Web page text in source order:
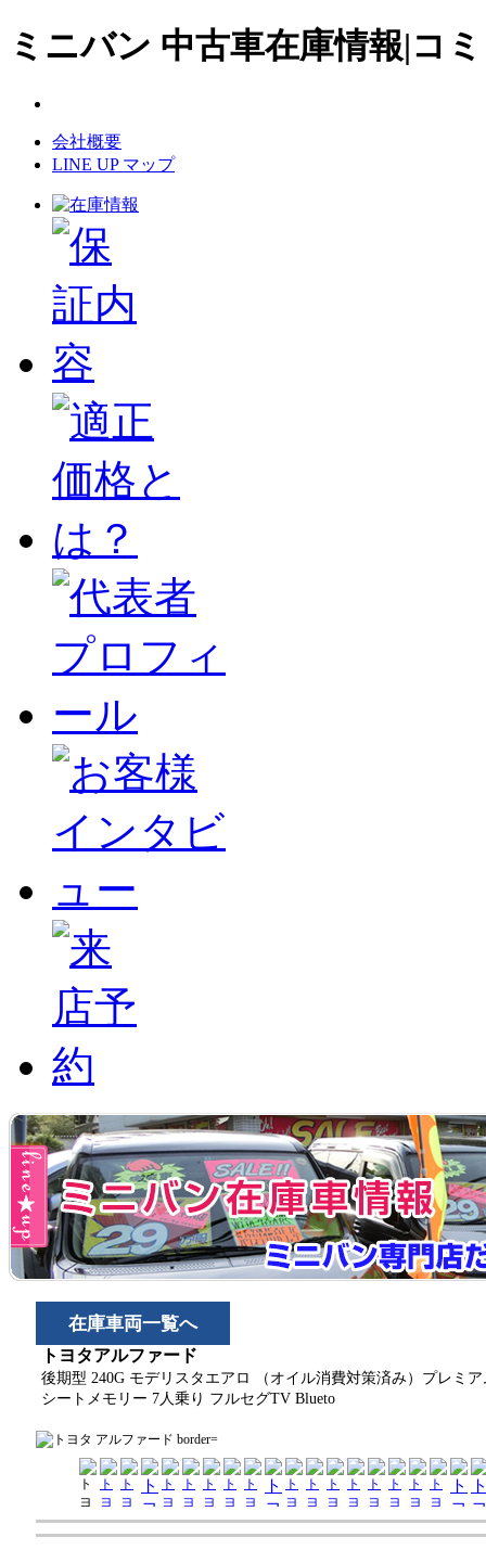
ミニバン 中古車在庫情報|コ
会社概要
LINE UP マップ
在庫車両一覧へ
トヨタアルファード
後期型 240G モデリスタエアロ （オイル消費対策済み）プレミ
シートメモリー 7人乗り フルセグTV Blueto